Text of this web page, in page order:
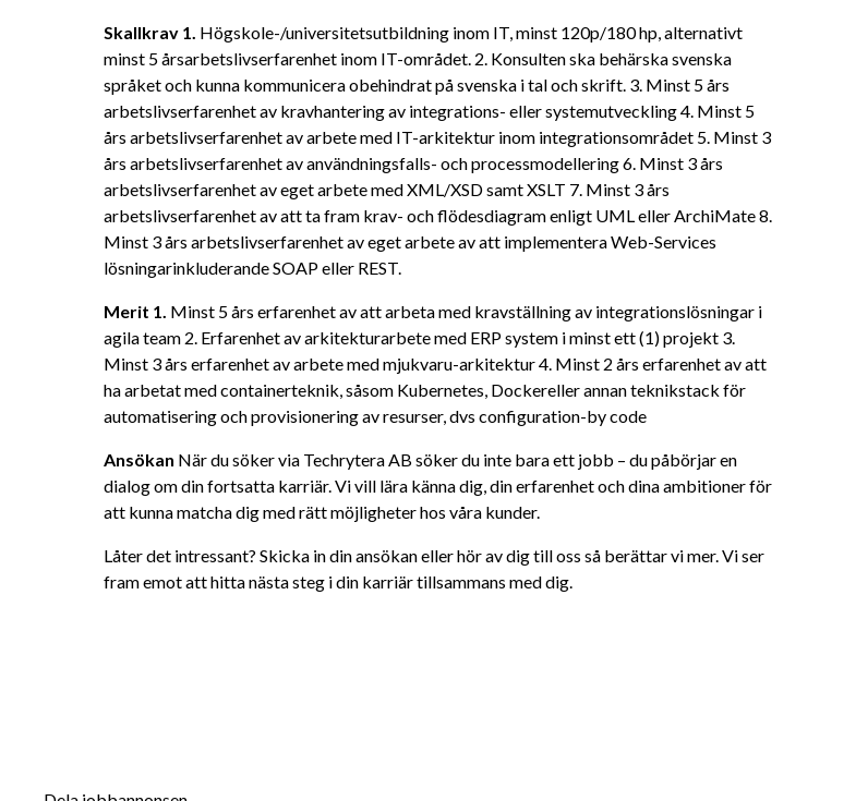
Skallkrav 1. Högskole-/universitetsutbildning inom IT, minst 120p/180 hp, alternativt
minst 5 årsarbetslivserfarenhet inom IT-området. 2. Konsulten ska behärska svenska
språket och kunna kommunicera obehindrat på svenska i tal och skrift. 3. Minst 5 års
arbetslivserfarenhet av kravhantering av integrations- eller systemutveckling 4. Minst 5
års arbetslivserfarenhet av arbete med IT-arkitektur inom integrationsområdet 5. Minst 3
års arbetslivserfarenhet av användningsfalls- och processmodellering 6. Minst 3 års
arbetslivserfarenhet av eget arbete med XML/XSD samt XSLT 7. Minst 3 års
arbetslivserfarenhet av att ta fram krav- och flödesdiagram enligt UML eller ArchiMate 8.
Minst 3 års arbetslivserfarenhet av eget arbete av att implementera Web-Services
lösningarinkluderande SOAP eller REST.
Merit 1. Minst 5 års erfarenhet av att arbeta med kravställning av integrationslösningar i
agila team 2. Erfarenhet av arkitekturarbete med ERP system i minst ett (1) projekt 3.
Minst 3 års erfarenhet av arbete med mjukvaru-arkitektur 4. Minst 2 års erfarenhet av att
ha arbetat med containerteknik, såsom Kubernetes, Dockereller annan teknikstack för
automatisering och provisionering av resurser, dvs configuration-by code
Ansökan När du söker via Techrytera AB söker du inte bara ett jobb – du påbörjar en
dialog om din fortsatta karriär. Vi vill lära känna dig, din erfarenhet och dina ambitioner för
att kunna matcha dig med rätt möjligheter hos våra kunder.
Låter det intressant? Skicka in din ansökan eller hör av dig till oss så berättar vi mer. Vi ser
fram emot att hitta nästa steg i din karriär tillsammans med dig.